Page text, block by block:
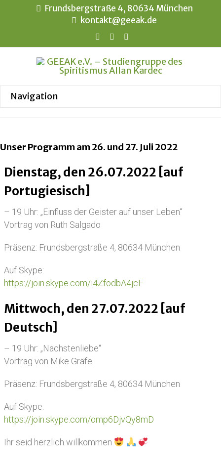
Frundsbergstraße 4, 80634 München
kontakt@geeak.de
Unser Programm am 26. und 27. Juli 2022
Dienstag, den 26.07.2022 [auf
Portugiesisch]
– 19 Uhr: „Einfluss der Geister auf unser Leben“
Vortrag von Ruth Salgado
Präsenz: Frundsbergstraße 4, 80634 München
Auf Skype:
https://join.skype.com/i4ZfodbA4jcF
Mittwoch, den 27.07.2022 [auf
Deutsch]
– 19 Uhr: „Nächstenliebe“
Vortrag von Mike Gräfe
Präsenz: Frundsbergstraße 4, 80634 München
Auf Skype:
https://join.skype.com/omp6DjvQy8mD
Ihr seid herzlich willkommen